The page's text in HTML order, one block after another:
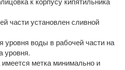
части установлен сливной
уровня воды в рабочей части на
уровня.
метка минимально и